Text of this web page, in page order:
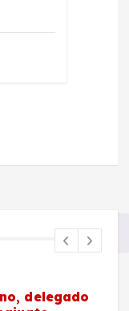
delegado